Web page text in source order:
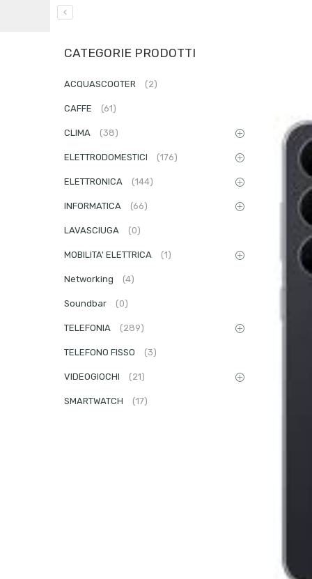
CATEGORIE PRODOTTI
ACQUASCOOTER (2)
CAFFE (61)
CLIMA (38)
ELETTRODOMESTICI (176)
ELETTRONICA (144)
INFORMATICA (66)
LAVASCIUGA (0)
MOBILITA' ELETTRICA (1)
Networking (4)
Soundbar (0)
TELEFONIA (289)
TELEFONO FISSO (3)
VIDEOGIOCHI (21)
SMARTWATCH (17)